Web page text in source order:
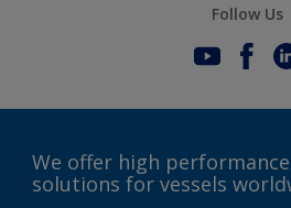
Follow Us
We offer high
solutions for vessels